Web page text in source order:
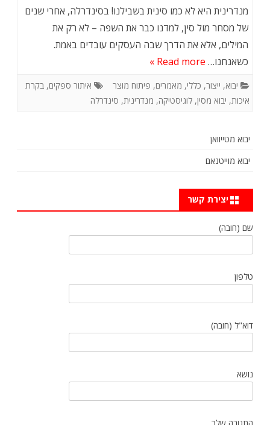
מנדרינית היא לא כמו סינית בשבילנו! בסינדרלה, אחרי שנים
של מסחר מול סין, למדנו כבר את השפה – לא רק את
המילים, אלא את הדרך שבה העסקים עובדים באמת.
כשאנחנו… Read more »
יבוא, ייצור, כללי, מאמרים, פיתוח מוצר איתור ספקים, בקרת
איכות, יבוא מסין, לוגיסטיקה, מנדרינית, סינדרלה
יבוא מטייוואן
יבוא מוייטנאם
יצירת קשר
שם (חובה)
טלפון
דוא"ל (חובה)
נושא